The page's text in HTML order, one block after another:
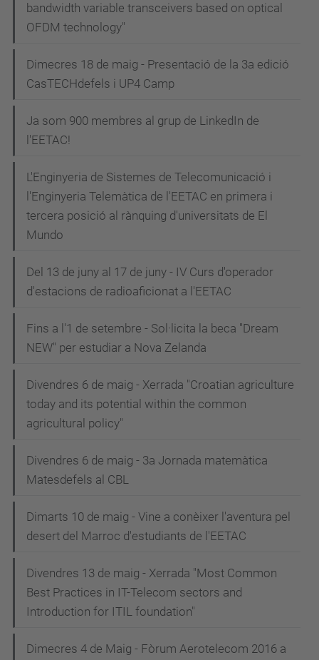
bandwidth variable transceivers based on optical
OFDM technology"
Dimecres 18 de maig - Presentació de la 3a edició
CasTECHdefels i UP4 Camp
Ja som 900 membres al grup de LinkedIn de
l'EETAC!
L'Enginyeria de Sistemes de Telecomunicació i
l'Enginyeria Telemàtica de l'EETAC en primera i
tercera posició al rànquing d'universitats de El
Mundo
Del 13 de juny al 17 de juny - IV Curs d'operador
d'estacions de radioaficionat a l'EETAC
Fins a l'1 de setembre - Sol·licita la beca "Dream
NEW" per estudiar a Nova Zelanda
Divendres 6 de maig - Xerrada "Croatian agriculture
today and its potential within the common
agricultural policy"
Divendres 6 de maig - 3a Jornada matemàtica
Matesdefels al CBL
Dimarts 10 de maig - Vine a conèixer l'aventura pel
desert del Marroc d'estudiants de l'EETAC
Divendres 13 de maig - Xerrada "Most Common
Best Practices in IT-Telecom sectors and
Introduction for ITIL foundation"
Dimecres 4 de Maig - Fòrum Aerotelecom 2016 a